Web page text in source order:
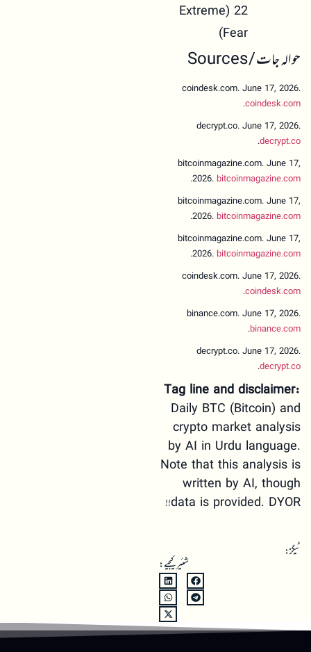
22 (Extreme
Fear)
حوالہ جات / Sources
coindesk.com. June 17, 2026.
coindesk.com
.
decrypt.co. June 17, 2026.
decrypt.co
.
bitcoinmagazine.com. June 17,
2026. bitcoinmagazine.com
.
bitcoinmagazine.com. June 17,
2026. bitcoinmagazine.com
.
bitcoinmagazine.com. June 17,
2026. bitcoinmagazine.com
.
coindesk.com. June 17, 2026.
coindesk.com
.
binance.com. June 17, 2026.
binance.com
.
decrypt.co. June 17, 2026.
decrypt.co
.
Tag line and disclaimer:
Daily BTC (Bitcoin) and
crypto market analysis
by AI in Urdu language.
Note that this analysis is
written by AI, though
data is provided. DYOR!!
ٹیگز:
شئیر کیجیے: